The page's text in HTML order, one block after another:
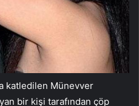
katledilen Münevver
bir kişi tarafından çöp